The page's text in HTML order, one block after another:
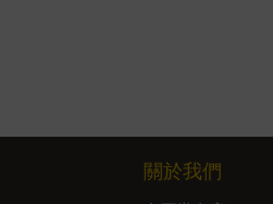
關於我們